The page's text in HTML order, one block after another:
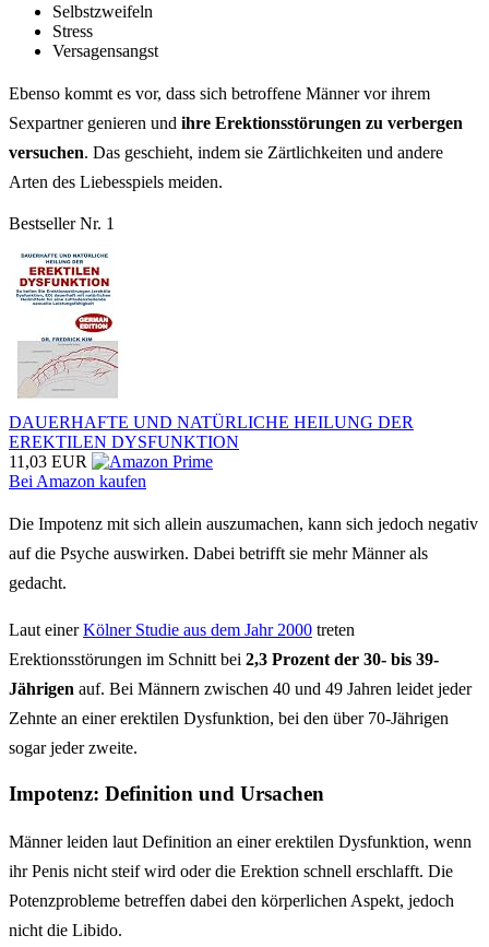
Selbstzweifeln
Stress
Versagensangst
Ebenso kommt es vor, dass sich betroffene Männer vor ihrem
Sexpartner genieren und ihre Erektionsstörungen zu verbergen
versuchen. Das geschieht, indem sie Zärtlichkeiten und andere
Arten des Liebesspiels meiden.
Bestseller Nr. 1
DAUERHAFTE UND NATÜRLICHE HEILUNG DER
EREKTILEN DYSFUNKTION
11,03 EUR
Bei Amazon kaufen
Die Impotenz mit sich allein auszumachen, kann sich jedoch negativ
auf die Psyche auswirken. Dabei betrifft sie mehr Männer als
gedacht.
Laut einerKölner Studie aus dem Jahr 2000 treten
Erektionsstörungen im Schnitt bei 2,3 Prozent der 30- bis 39-
Jährigen auf. Bei Männern zwischen 40 und 49 Jahren leidet jeder
Zehnte an einer erektilen Dysfunktion, bei den über 70-Jährigen
sogar jeder zweite.
Impotenz: Definition und Ursachen
Männer leiden laut Definition an einer erektilen Dysfunktion, wenn
ihr Penis nicht steif wird oder die Erektion schnell erschlafft. Die
Potenzprobleme betreffen dabei den körperlichen Aspekt, jedoch
nicht die Libido.